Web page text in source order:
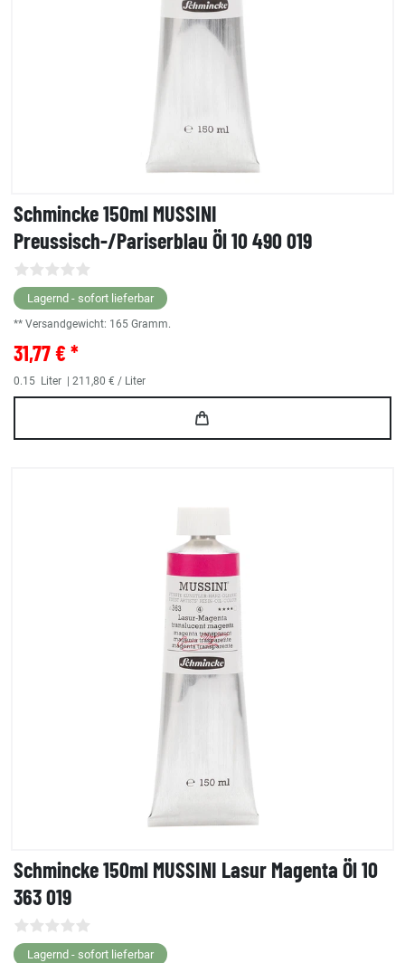
Schmincke 150ml MUSSINI
Preussisch-/Pariserblau Öl 10 490 019
Lagernd - sofort lieferbar
** Versandgewicht: 165 Gramm.
31,77 € *
0.15 Liter | 211,80 € / Liter
Schmincke 150ml MUSSINI Lasur Magenta Öl 10
363 019
Lagernd - sofort lieferbar